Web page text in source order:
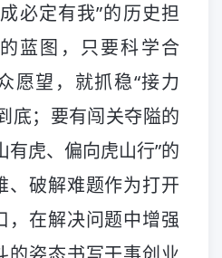
必定有我”的历史担
蓝图，只要科学合
愿望，就抓稳“接力
底；要有闯关夺隘的
有虎、偏向虎山行”的
、破解难题作为打开
，在解决问题中增强